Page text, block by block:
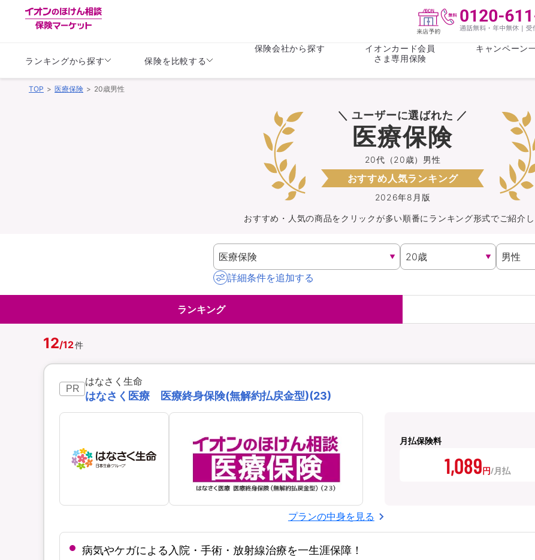
ランキングから探す
がん保険 女性医療保
収入保障保
持病がある方向け
持病がある
がん保険
バイク保険 火災保険
ペット保険
スマホ保険
イオンカード会員さま
専用保険（損害保険）
WAON POINT還元型保険
保険を比較する
がん保険 女性医療保
収入保障保険 介護・認知
保険会社から探す
イオンカード会員
さま専用保険
キャンペーン
ライフステージ 心配事
TOP 医療保険 20歳男性
＼ ユーザーに選ばれた ／
2026年8月版
20代（20歳）男性
医療保険
おすすめ人気ランキング
おすすめ・人気の商品をクリックが多い順番にランキング形式でご紹介し
詳細条件を追加する
ランキング
12/12件
PR
はなさく生命
はなさく医療 医療終身保険(無解約払戻金型)(23)
月払保険料
1,089円
プランの中身を見る
病気やケガによる入院・手術・放射線治療を一生涯保障！